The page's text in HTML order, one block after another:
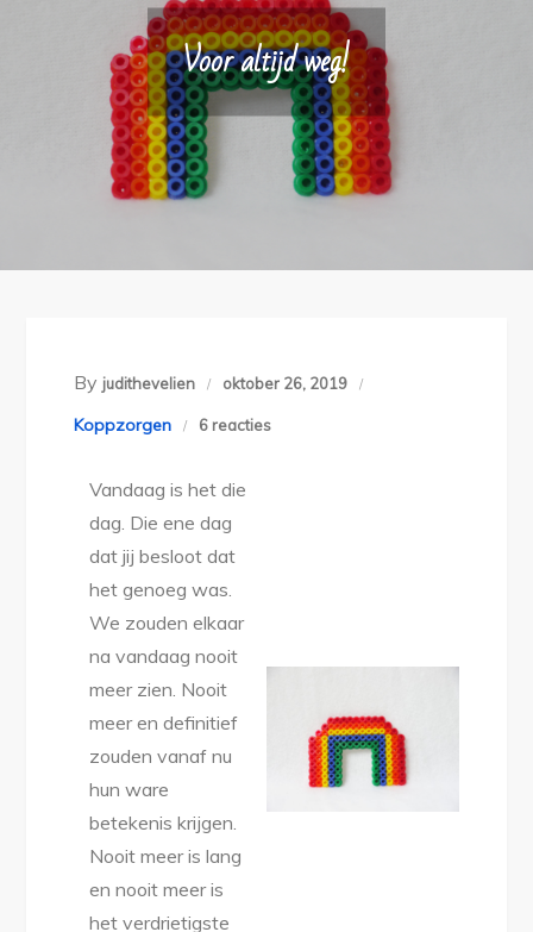
Voor altijd weg!
By judithevelien oktober 26, 2019
Koppzorgen 6 reactiesop
Vandaag is het die
dag. Die ene dag
dat jij besloot dat
het genoeg was.
We zouden elkaar
na vandaag nooit
meer zien. Nooit
meer en definitief
zouden vanaf nu
hun ware
betekenis krijgen.
Nooit meer is lang
en nooit meer is
het verdrietigste